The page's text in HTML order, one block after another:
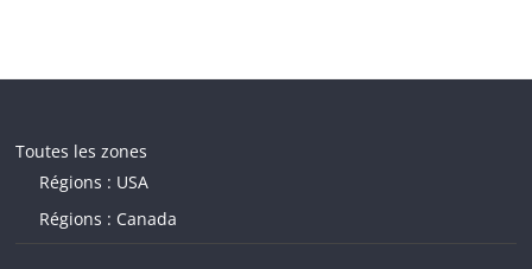
Toutes les zones
Régions : USA
Régions : Canada